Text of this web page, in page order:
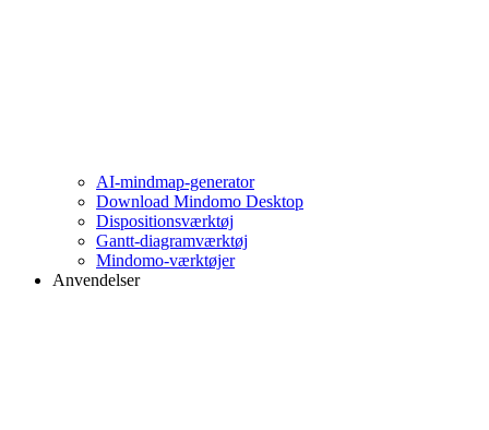
AI-mindmap-generator
Download Mindomo Desktop
Dispositionsværktøj
Gantt-diagramværktøj
Mindomo-værktøjer
Anvendelser